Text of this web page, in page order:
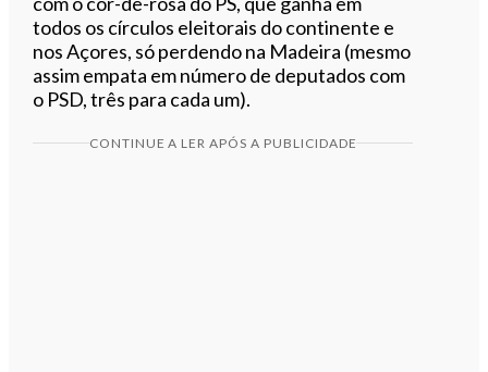
todos os círculos eleitorais do continente e
nos Açores, só perdendo na Madeira (mesmo
assim empata em número de deputados com
o PSD, três para cada um).
CONTINUE A LER APÓS A PUBLICIDADE